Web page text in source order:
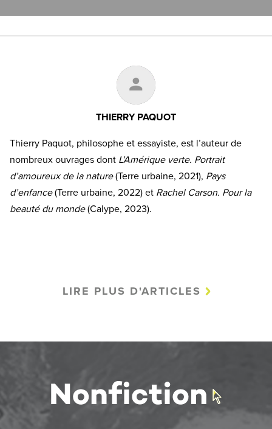
THIERRY PAQUOT
Thierry Paquot, philosophe et essayiste, est l’auteur de
nombreux ouvrages dont L’Amérique verte. Portrait
d’amoureux de la nature(Terre urbaine, 2021), Pays
d’enfance(Terre urbaine, 2022) et Rachel Carson. Pour la
beauté du monde(Calype, 2023).
LIRE PLUS D'ARTICLES